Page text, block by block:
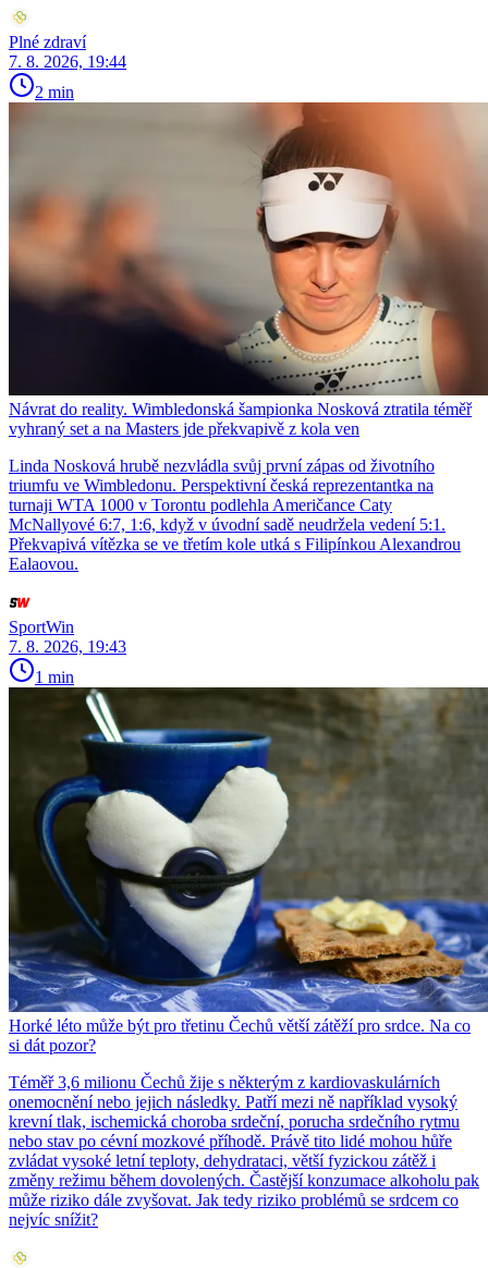
Plné zdraví
7. 8. 2026, 19:44
2 min
Návrat do reality. Wimbledonská šampionka Nosková ztratila téměř
vyhraný set a na Masters jde překvapivě z kola ven
Linda Nosková hrubě nezvládla svůj první zápas od životního
triumfu ve Wimbledonu. Perspektivní česká reprezentantka na
turnaji WTA 1000 v Torontu podlehla Američance Caty
McNallyové 6:7, 1:6, když v úvodní sadě neudržela vedení 5:1.
Překvapivá vítězka se ve třetím kole utká s Filipínkou Alexandrou
Ealaovou.
SportWin
7. 8. 2026, 19:43
1 min
Horké léto může být pro třetinu Čechů větší zátěží pro srdce. Na co
si dát pozor?
Téměř 3,6 milionu Čechů žije s některým z kardiovaskulárních
onemocnění nebo jejich následky. Patří mezi ně například vysoký
krevní tlak, ischemická choroba srdeční, porucha srdečního rytmu
nebo stav po cévní mozkové příhodě. Právě tito lidé mohou hůře
zvládat vysoké letní teploty, dehydrataci, větší fyzickou zátěž i
změny režimu během dovolených. Častější konzumace alkoholu pak
může riziko dále zvyšovat. Jak tedy riziko problémů se srdcem co
nejvíc snížit?